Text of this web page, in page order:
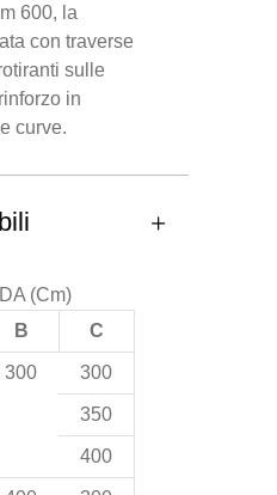
600, la
con traverse
sulle
in
curve.
(Cm)
B C
300 300
350
400